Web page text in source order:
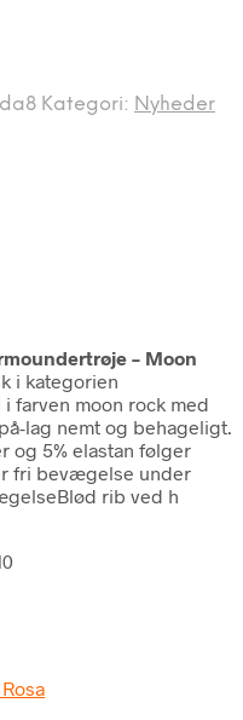
Kategori: Nyheder
– Moon
i kategorien
i farven moon rock med
lag nemt og behageligt.
og 5% elastan følger
fri bevægelse under
rib ved h